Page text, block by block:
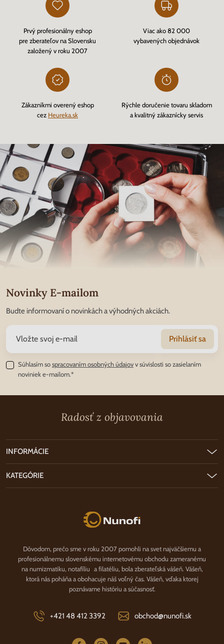
Prvý profesionálny eshop
pre zberateľov na Slovensku
založený v roku 2007
Viac ako 82 000
vybavených objednávok
Zákazníkmi overený eshop
cez Heureka.sk
Rýchle doručenie tovaru skladom
a kvalitný zákaznícky servis
Novinky E-mailom
Budte informovaní o novinkách a výhodných akciách.
Prihlásiť sa
Súhlasím sospracovaním osobných údajovv súvislosti so zasielaním
noviniek e-mailom.*
Radosť z objavovania
Nunofi.sk
Dôvodom, prečo sme v roku 2007 pomohli na svet najväčšiemu a
profesionálnemu slovenskému internetovému obchodu zameranému
na numizmatiku, notafíliu a filatéliu, bola zberateľská vášeň. Vášeň,
ktorá nás poháňa a obohacuje náš voľný čas. Vášeň, vďaka ktorej
poznávame históriu a súčasnosť.
+421 48 412 3392 obchod@nunofi.sk
INFORMÁCIE
KATEGÓRIE